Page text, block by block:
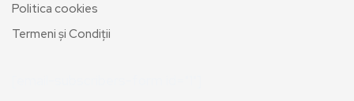
Politica cookies
Termeni și Condiții